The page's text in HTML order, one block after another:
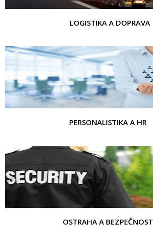
LOGISTIKA A DOPRAVA
PERSONALISTIKA A HR
OSTRAHA A BEZPEČNOST